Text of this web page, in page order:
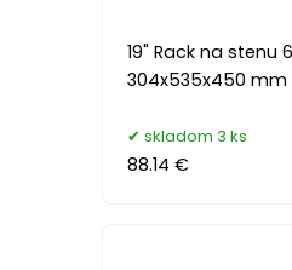
19" Rack na stenu
304x535x450 mm
skladom 3 ks
88.14 €